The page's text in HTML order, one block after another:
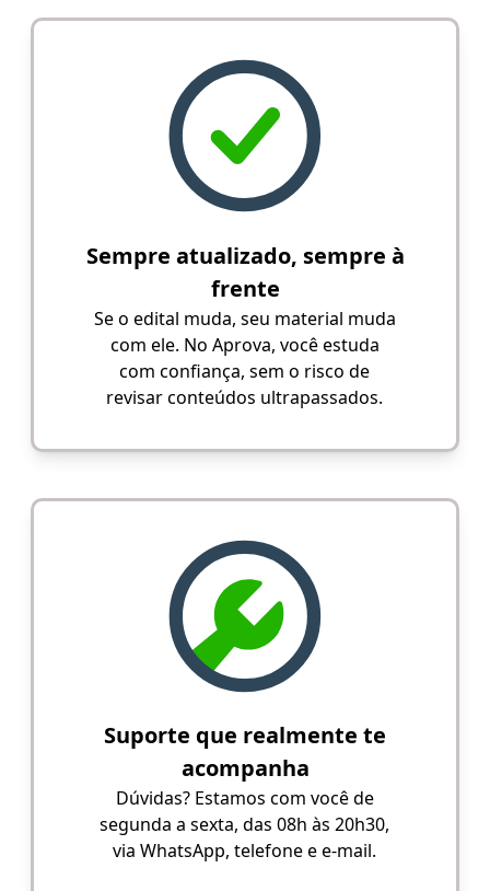
Sempre atualizado, sempre à
frente
Se o edital muda, seu material muda
com ele. No Aprova, você estuda
com confiança, sem o risco de
revisar conteúdos ultrapassados.
Suporte que realmente te
acompanha
Dúvidas? Estamos com você de
segunda a sexta, das 08h às 20h30,
via WhatsApp, telefone e e-mail.